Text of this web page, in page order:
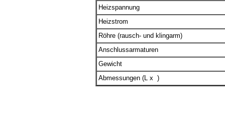
Heizspannung
Heizstrom
Röhre (rausch- und klingarm)
Anschlussarmaturen
Gewicht
Abmessungen (L x )